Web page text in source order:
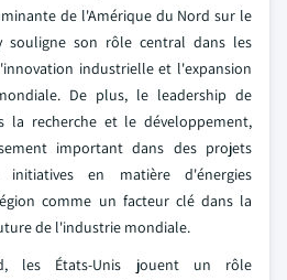
de l'Amérique du Nord sur le
souligne son rôle central dans les
industrielle et l'expansion
De plus, le leadership de
la recherche et le développement,
important dans des projets
en matière d'énergies
comme un facteur clé dans la
de l'industrie mondiale.
les États-Unis jouent un rôle